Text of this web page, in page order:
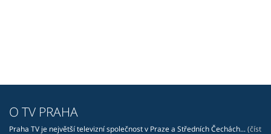
O TV PRAHA
Praha TV je největší televizní společnost v Praze a Středních Čechách... (číst